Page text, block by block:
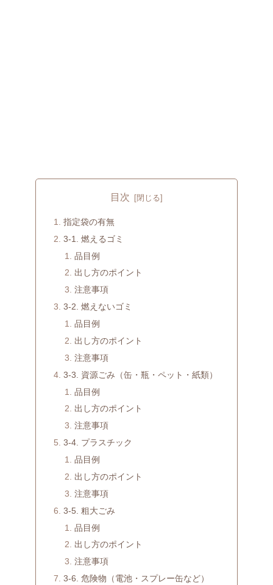
目次
指定袋の有無
3-1. 燃えるゴミ
品目例
出し方のポイント
注意事項
3-2. 燃えないゴミ
品目例
出し方のポイント
注意事項
3-3. 資源ごみ（缶・瓶・ペット・紙類）
品目例
出し方のポイント
注意事項
3-4. プラスチック
品目例
出し方のポイント
注意事項
3-5. 粗大ごみ
品目例
出し方のポイント
注意事項
3-6. 危険物（電池・スプレー缶など）